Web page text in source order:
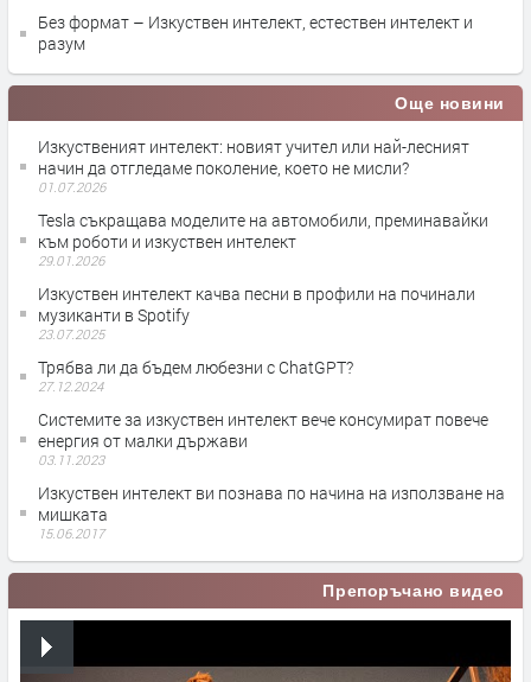
Без формат – Изкуствен интелект, естествен интелект и
разум
Още новини
Изкуственият интелект: новият учител или най-лесният
начин да отгледаме поколение, което не мисли?
01.07.2026
Tesla съкращава моделите на автомобили, преминавайки
към роботи и изкуствен интелект
29.01.2026
Изкуствен интелект качва песни в профили на починали
музиканти в Spotify
23.07.2025
Трябва ли да бъдем любезни с ChatGPT?
27.12.2024
Системите за изкуствен интелект вече консумират повече
енергия от малки държави
03.11.2023
Изкуствен интелект ви познава по начина на използване на
мишката
15.06.2017
Препоръчано видео